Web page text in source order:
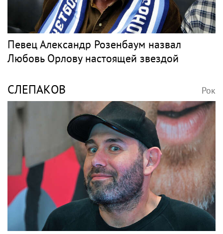
Певец Александр Розенбаум назвал
Любовь Орлову настоящей звездой
СЛЕПАКОВ Рок